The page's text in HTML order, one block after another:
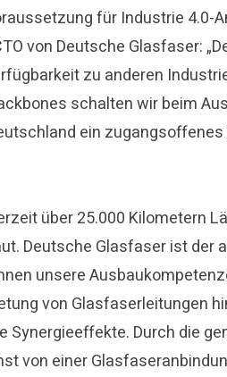
für Industrie 4.0-
von Deutsche Glasfaser:
zu anderen
schalten wir beim
ein
über 25.000 Kilometern
Deutsche Glasfaser ist der
unsere
von Glasfaserleitungen
Durch die
von einer